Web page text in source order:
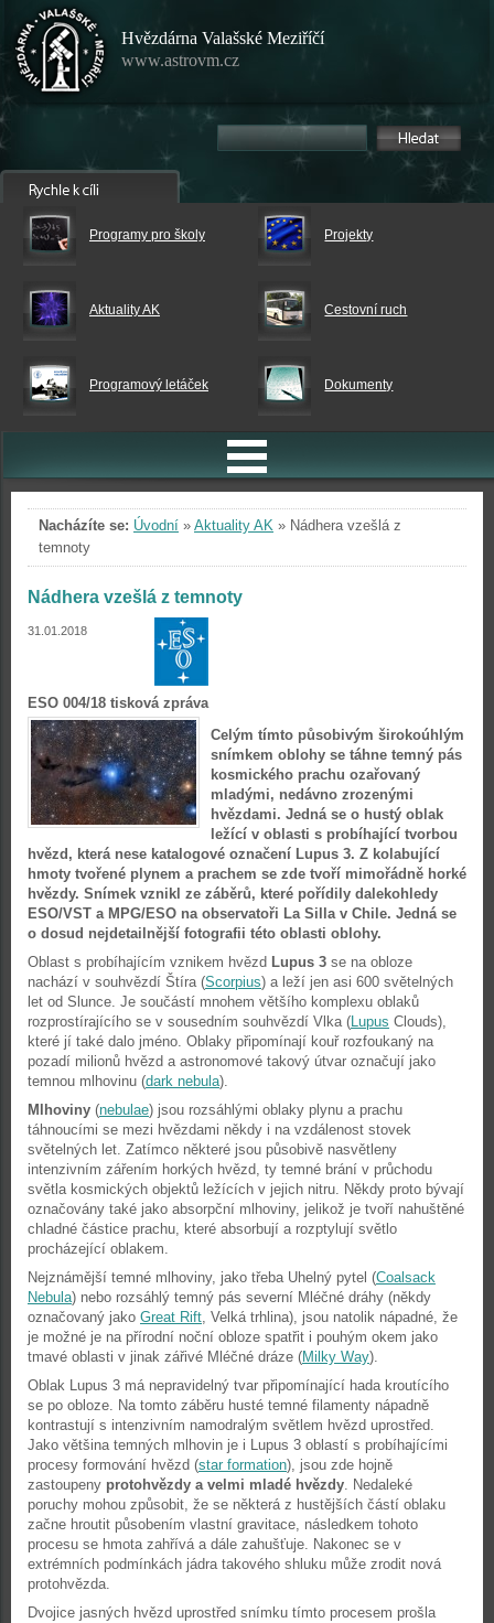
Hvězdárna Valašské Meziříčí
www.astrovm.cz
Programy pro školy Projekty
Aktuality AK Cestovní ruch
Programový letáček Dokumenty
Nacházíte se: Úvodní » Aktuality AK » Nádhera vzešlá z
temnoty
Nádhera vzešlá z temnoty
31.01.2018
ESO 004/18 tisková zpráva
Celým tímto působivým širokoúhlým
snímkem oblohy se táhne temný pás
kosmického prachu ozařovaný
mladými, nedávno zrozenými
hvězdami. Jedná se o hustý oblak
ležící v oblasti s probíhající tvorbou
hvězd, která nese katalogové označení Lupus 3. Z kolabující
hmoty tvořené plynem a prachem se zde tvoří mimořádně horké
hvězdy. Snímek vznikl ze záběrů, které pořídily dalekohledy
ESO/VST a MPG/ESO na observatoři La Silla v Chile. Jedná se
o dosud nejdetailnější fotografii této oblasti oblohy.
Oblast s probíhajícím vznikem hvězd Lupus 3 se na obloze
nachází v souhvězdí Štíra (Scorpius) a leží jen asi 600 světelných
let od Slunce. Je součástí mnohem většího komplexu oblaků
rozprostírajícího se v sousedním souhvězdí Vlka (Lupus Clouds),
které jí také dalo jméno. Oblaky připomínají kouř rozfoukaný na
pozadí milionů hvězd a astronomové takový útvar označují jako
temnou mlhovinu (dark nebula).
Mlhoviny (nebulae) jsou rozsáhlými oblaky plynu a prachu
táhnoucími se mezi hvězdami někdy i na vzdálenost stovek
světelných let. Zatímco některé jsou působivě nasvětleny
intenzivním zářením horkých hvězd, ty temné brání v průchodu
světla kosmických objektů ležících v jejich nitru. Někdy proto bývají
označovány také jako absorpční mlhoviny, jelikož je tvoří nahuštěné
chladné částice prachu, které absorbují a rozptylují světlo
procházející oblakem.
Nejznámější temné mlhoviny, jako třeba Uhelný pytel (Coalsack
Nebula) nebo rozsáhlý temný pás severní Mléčné dráhy (někdy
označovaný jako Great Rift, Velká trhlina), jsou natolik nápadné, že
je možné je na přírodní noční obloze spatřit i pouhým okem jako
tmavé oblasti v jinak zářivé Mléčné dráze (Milky Way).
Oblak Lupus 3 má nepravidelný tvar připomínající hada kroutícího
se po obloze. Na tomto záběru husté temné filamenty nápadně
kontrastují s intenzivním namodralým světlem hvězd uprostřed.
Jako většina temných mlhovin je i Lupus 3 oblastí s probíhajícími
procesy formování hvězd (star formation), jsou zde hojně
zastoupeny protohvězdy a velmi mladé hvězdy. Nedaleké
poruchy mohou způsobit, že se některá z hustějších částí oblaku
začne hroutit působením vlastní gravitace, následkem tohoto
procesu se hmota zahřívá a dále zahušťuje. Nakonec se v
extrémních podmínkách jádra takového shluku může zrodit nová
protohvězda.
Dvojice jasných hvězd uprostřed snímku tímto procesem prošla